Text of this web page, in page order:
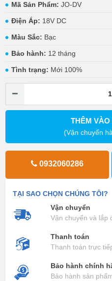
Mã Sản Phẩm: JO-DV
Điện Áp: 18V DC
Màu Sắc: Bạc
Bảo hành: 12 tháng
Tình trạng: Mới 100%
THÊM VÀO
(Vận chuyển
0932060286
TẠI SAO CHỌN CHÚNG TÔI?
Vận chuyển
Vận chuyển và lắp
Thanh toán
Thanh toán trực
Bảo hành chính
Bảo hành sản